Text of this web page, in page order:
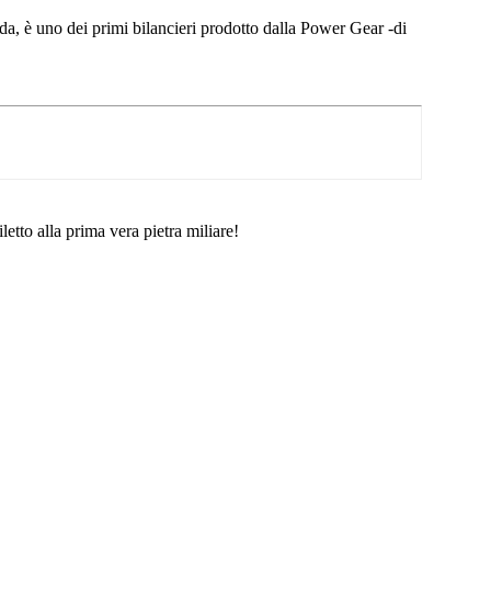
è uno dei primi bilancieri prodotto dalla Power Gear -di
alla prima vera pietra miliare!